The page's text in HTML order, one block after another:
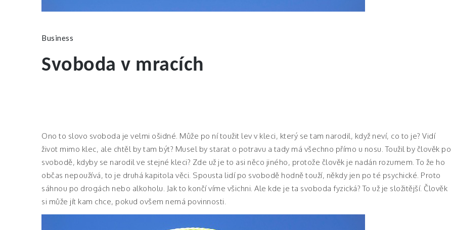
Business
Svoboda v mracích
Ono to slovo svoboda je velmi ošidné. Může po ní toužit lev v kleci, který se tam narodil, když neví, co to je? Vidí
život mimo klec, ale chtěl by tam být? Musel by starat o potravu a tady má všechno přímo u nosu. Toužil by člověk po
svobodě, kdyby se narodil ve stejné kleci? Zde už je to asi něco jiného, protože člověk je nadán rozumem. To že ho
občas nepoužívá, to je druhá kapitola věci. Spousta lidí po svobodě hodně touží, někdy jen po té psychické. Proto
sáhnou po drogách nebo alkoholu. Jak to končí víme všichni. Ale kde je ta svoboda fyzická? To už je složitější. Člověk
si může jít kam chce, pokud ovšem nemá povinnosti.